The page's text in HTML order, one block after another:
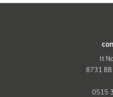
It
8731
0515